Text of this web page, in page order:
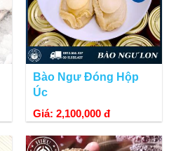
Bào Ngư Đóng Hộp
Úc
Giá: 2,100,000 đ